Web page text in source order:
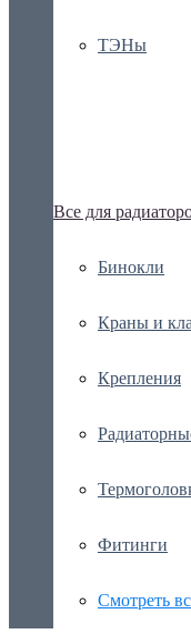
ТЭНы
Все для
Бинокли
Краны и
Крепления
Фитинги
Смотреть